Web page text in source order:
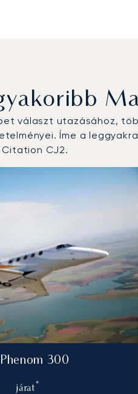
választ utazásához,
Íme a
Citation CJ2.
: A 3 legtöbbet repült
típus
Repülési
(km/h)
Sebesség
(NM)
300
járat *